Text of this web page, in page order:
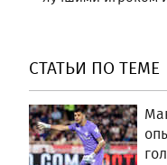
СТАТЬИ ПО ТЕМЕ